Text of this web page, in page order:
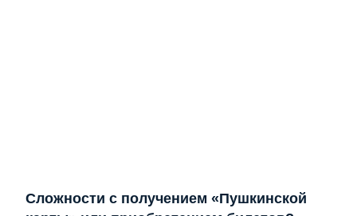
Сложности с получением «Пушкинской